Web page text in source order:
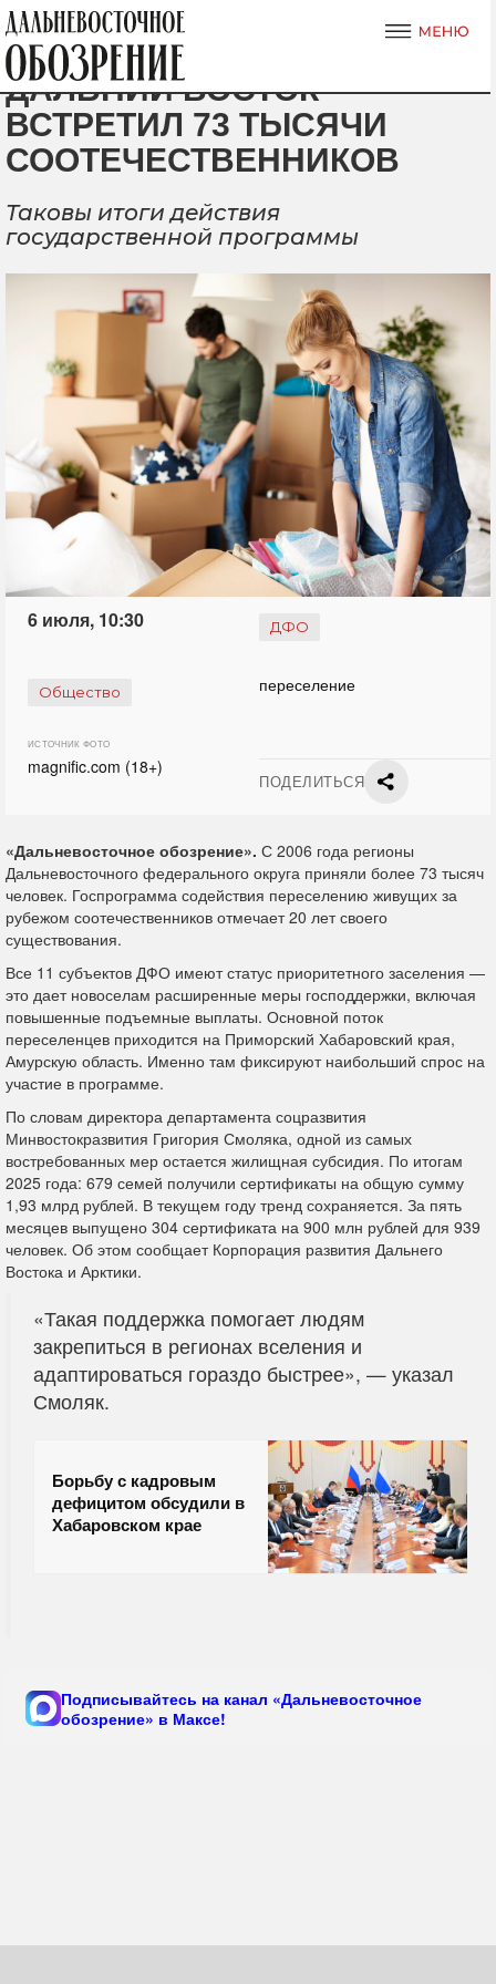
ДАЛЬНИЙ ВОСТОК
ВСТРЕТИЛ 73 ТЫСЯЧИ
СООТЕЧЕСТВЕННИКОВ
Таковы итоги действия
государственной программы
6 июля, 10:30 ДФО
Общество переселение
ИСТОЧНИК ФОТО
magnific.com (18+)
ПОДЕЛИТЬСЯ
«Дальневосточное обозрение». С 2006 года регионы
Дальневосточного федерального округа приняли более 73 тысяч
человек. Госпрограмма содействия переселению живущих за
рубежом соотечественников отмечает 20 лет своего
существования.
Все 11 субъектов ДФО имеют статус приоритетного заселения —
это дает новоселам расширенные меры господдержки, включая
повышенные подъемные выплаты. Основной поток
переселенцев приходится на Приморский Хабаровский края,
Амурскую область. Именно там фиксируют наибольший спрос на
участие в программе.
По словам директора департамента соцразвития
Минвостокразвития Григория Смоляка, одной из самых
востребованных мер остается жилищная субсидия. По итогам
2025 года: 679 семей получили сертификаты на общую сумму
1,93 млрд рублей. В текущем году тренд сохраняется. За пять
месяцев выпущено 304 сертификата на 900 млн рублей для 939
человек. Об этом сообщает Корпорация развития Дальнего
Востока и Арктики.
«Такая поддержка помогает людям
закрепиться в регионах вселения и
адаптироваться гораздо быстрее», — указал
Смоляк.
Борьбу с кадровым
дефицитом обсудили в
Хабаровском крае
Подписывайтесь на канал «Дальневосточное
обозрение» в Максе!